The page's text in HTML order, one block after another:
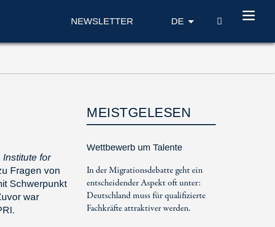
NEWSLETTER DE SUCHE
for
Fragen von
Schwerpunkt
war
MEISTGELESEN
Wettbewerb um Talente
In der Migrationsdebatte geht ein
entscheidender Aspekt oft unter:
Deutschland muss für qualifizierte
Fachkräfte attraktiver werden.